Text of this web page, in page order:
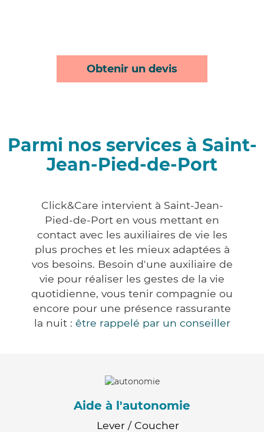
Obtenir un devis
Parmi nos services à Saint-
Jean-Pied-de-Port
Click&Care intervient à Saint-Jean-
Pied-de-Port en vous mettant en
contact avec les auxiliaires de vie les
plus proches et les mieux adaptées à
vos besoins. Besoin d'une auxiliaire de
vie pour réaliser les gestes de la vie
quotidienne, vous tenir compagnie ou
encore pour une présence rassurante
la nuit : être rappelé par un conseiller
Aide à l'autonomie
Lever / Coucher